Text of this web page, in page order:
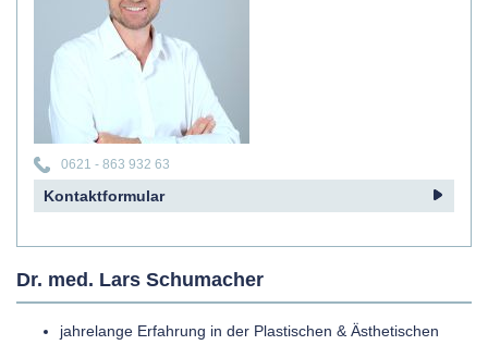
0621 - 863 932 63
Kontaktformular
Dr. med. Lars Schumacher
jahrelange Erfahrung in der Plastischen & Ästhetischen